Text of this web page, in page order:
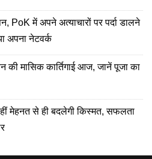
PoK में अपने अत्याचारों पर पर्दा डालने
अपना नेटवर्क
मासिक कार्तिगाई आज, जानें पूजा का
मेहनत से ही बदलेगी किस्मत, सफलता